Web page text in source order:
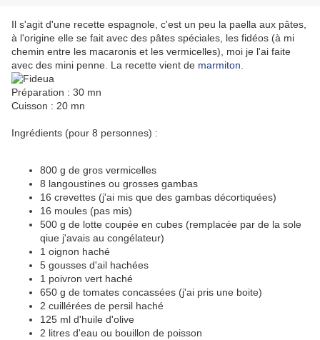
Il s'agit d'une recette espagnole, c'est un peu la paella aux pâtes,
à l'origine elle se fait avec des pâtes spéciales, les fidéos (à mi
chemin entre les macaronis et les vermicelles), moi je l'ai faite
avec des mini penne. La recette vient de marmiton
Préparation : 30 mn
Cuisson : 20 mn
Ingrédients (pour 8 personnes) :
800 g de gros vermicelles
8 langoustines ou grosses gambas
16 crevettes (j'ai mis que des gambas décortiquées)
16 moules (pas mis)
500 g de lotte coupée en cubes (remplacée par de la sole
qiue j'avais au congélateur)
1 oignon haché
5 gousses d'ail hachées
1 poivron vert haché
650 g de tomates concassées (j'ai pris une boite)
2 cuillérées de persil haché
125 ml d'huile d'olive
2 litres d'eau ou bouillon de poisson